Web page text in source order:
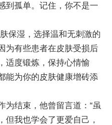
到孤单。记住，你不是一
保湿，选择温和无刺激的
为有些患者在皮肤受损后
适度锻炼，保持心情愉
能为你的皮肤健康增砖添
为结束，他曾留言道：“虽
但我也学会了更爱自己，